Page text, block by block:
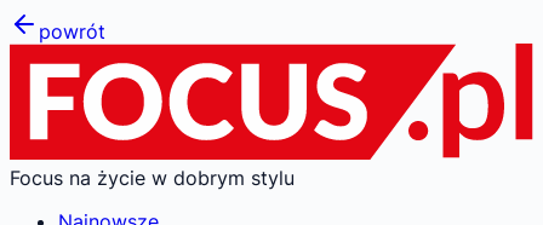
powrót
Focus na życie w dobrym stylu